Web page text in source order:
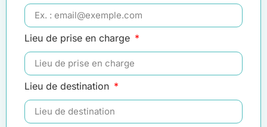
Lieu de prise en charge
Lieu de destination